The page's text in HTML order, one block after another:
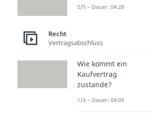
Geschäftsunfähigkeit
beteiligten
Kindes nichtig macht.
geschäftsfähig), sähe
Dann wäre das 2.
, weil es für
5/5 – Dauer: 04:28
Recht
Vertragsabschluss
Wie kommt ein
Kaufvertrag
zustande?
1/4 – Dauer: 04:09